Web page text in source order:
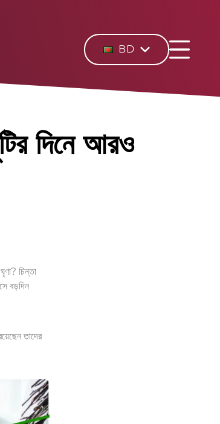
BD
দিনে আরও
চিন্তা
বড়দিন
তাদের